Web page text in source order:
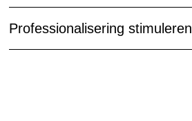
Professionalisering stimuleren